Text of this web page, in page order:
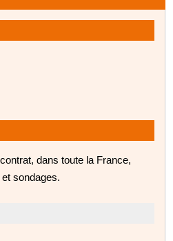
dans toute la France,
sondages.